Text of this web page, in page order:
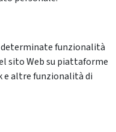
determinate funzionalità
sito Web su piattaforme
e altre funzionalità di